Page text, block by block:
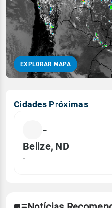
EXPLORAR MAPA
Cidades Próximas
-
Belize, ND
-